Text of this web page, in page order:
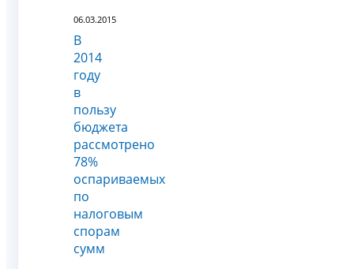
06.03.2015
В
2014
году
в
пользу
бюджета
рассмотрено
78%
оспариваемых
по
налоговым
спорам
сумм